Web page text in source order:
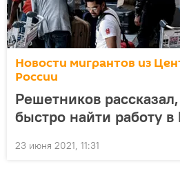
Новости мигрантов из
России
Решетников
быстро найти работу в
23 июня 2021, 11:31